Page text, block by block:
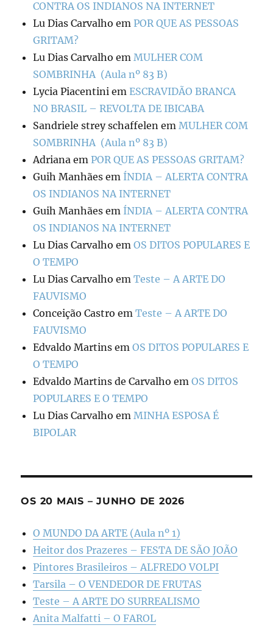
CONTRA OS INDIANOS NA INTERNET
Lu Dias Carvalho em POR QUE AS PESSOAS
GRITAM?
Lu Dias Carvalho em MULHER COM
SOMBRINHA (Aula nº 83 B)
Lycia Piacentini emESCRAVIDÃO BRANCA
NO BRASIL – REVOLTA DE IBICABA
Sandriele strey schaffelen em MULHER COM
SOMBRINHA (Aula nº 83 B)
Adriana em POR QUE AS PESSOAS GRITAM?
Guih Manhães em ÍNDIA – ALERTA CONTRA
OS INDIANOS NA INTERNET
Guih Manhães em ÍNDIA – ALERTA CONTRA
OS INDIANOS NA INTERNET
Lu Dias Carvalho emOS DITOS POPULARES E
O TEMPO
Lu Dias Carvalho emTeste – A ARTE DO
FAUVISMO
Conceição Castro emTeste – A ARTE DO
FAUVISMO
Edvaldo Martins emOS DITOS POPULARES E
O TEMPO
Edvaldo Martins de Carvalho emOS DITOS
POPULARES E O TEMPO
Lu Dias Carvalho em MINHA ESPOSA É
BIPOLAR
OS 20 MAIS – JUNHO DE 2026
O MUNDO DA ARTE (Aula nº 1)
Heitor dos Prazeres – FESTA DE SÃO JOÃO
Pintores Brasileiros – ALFREDO VOLPI
Tarsila – O VENDEDOR DE FRUTAS
Teste – A ARTE DO SURREALISMO
Anita Malfatti – O FAROL